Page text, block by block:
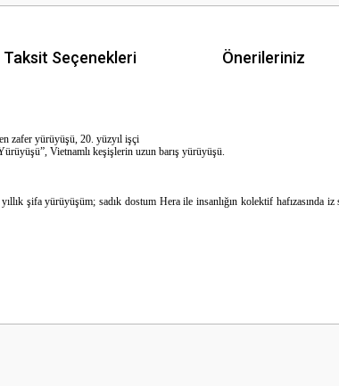
Taksit Seçenekleri Önerileriniz
zafer yürüyüşü, 20. yüzyıl işçi
Vietnamlı keşişlerin uzun barış yürüyüşü.
şifa yürüyüşüm; sadık dostum Hera ile insanlığın kolektif hafızasında iz